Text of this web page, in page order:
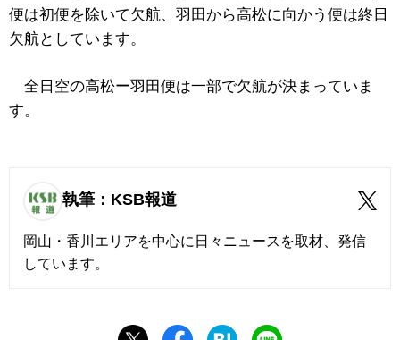
便は初便を除いて欠航、羽田から高松に向かう便は終日
欠航としています。
全日空の高松ー羽田便は一部で欠航が決まっていま
す。
執筆：KSB報道
岡山・香川エリアを中心に日々ニュースを取材、発信
しています。